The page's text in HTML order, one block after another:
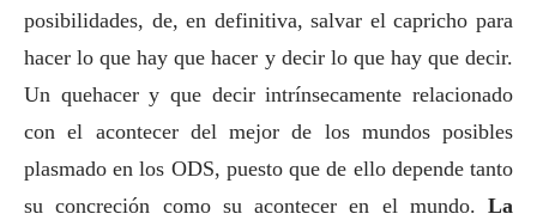
posibilidades, de, en definitiva, salvar el capricho para
hacer lo que hay que hacer y decir lo que hay que decir.
Un quehacer y que decir intrínsecamente relacionado
con el acontecer del mejor de los mundos posibles
plasmado en los ODS, puesto que de ello depende tanto
su concreción como su acontecer en el mundo. La